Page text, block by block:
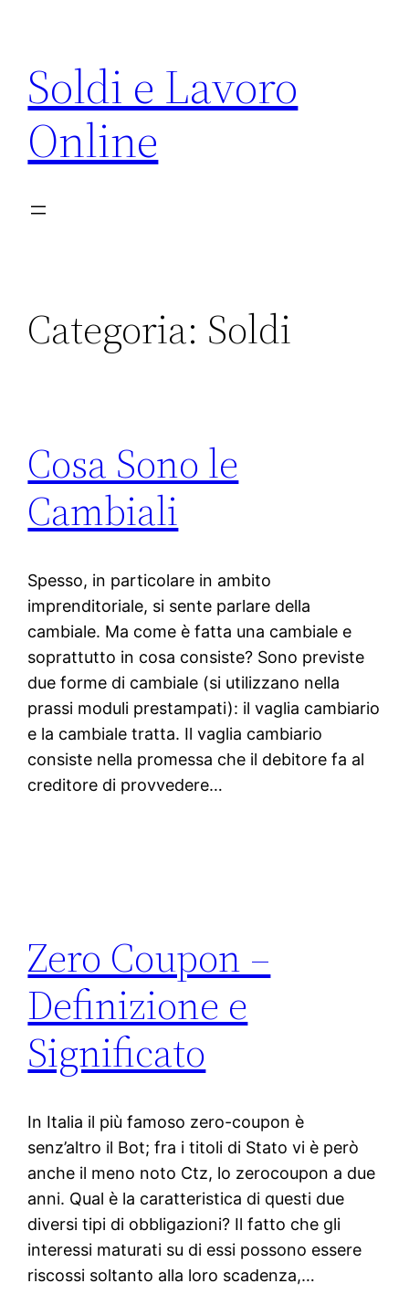
contenuto
Soldi e Lavoro
Online
Categoria: Soldi
Cosa Sono le
Cambiali
Spesso, in particolare in ambito
imprenditoriale, si sente parlare della
cambiale. Ma come è fatta una cambiale e
soprattutto in cosa consiste? Sono previste
due forme di cambiale (si utilizzano nella
prassi moduli prestampati): il vaglia cambiario
e la cambiale tratta. Il vaglia cambiario
consiste nella promessa che il debitore fa al
creditore di provvedere…
Zero Coupon –
Definizione e
Significato
In Italia il più famoso zero-coupon è
senz’altro il Bot; fra i titoli di Stato vi è però
anche il meno noto Ctz, lo zerocoupon a due
anni. Qual è la caratteristica di questi due
diversi tipi di obbligazioni? Il fatto che gli
interessi maturati su di essi possono essere
riscossi soltanto alla loro scadenza,…